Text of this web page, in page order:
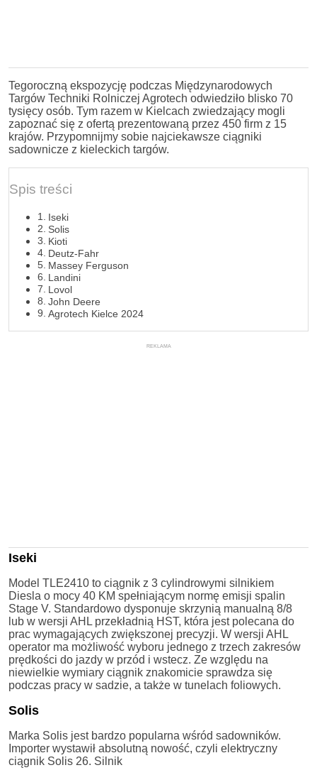
Tegoroczną ekspozycję podczas Międzynarodowych
Targów Techniki Rolniczej Agrotech odwiedziło blisko 70
tysięcy osób. Tym razem w Kielcach zwiedzający mogli
zapoznać się z ofertą prezentowaną przez 450 firm z 15
krajów. Przypomnijmy sobie najciekawsze ciągniki
sadownicze z kieleckich targów.
Spis treści
Iseki
Solis
Kioti
Deutz-Fahr
Massey Ferguson
Landini
Lovol
John Deere
Agrotech Kielce 2024
REKLAMA
Iseki
Model TLE2410 to ciągnik z 3 cylindrowymi silnikiem
Diesla o mocy 40 KM spełniającym normę emisji spalin
Stage V. Standardowo dysponuje skrzynią manualną 8/8
lub w wersji AHL przekładnią HST, która jest polecana do
prac wymagających zwiększonej precyzji. W wersji AHL
operator ma możliwość wyboru jednego z trzech zakresów
prędkości do jazdy w przód i wstecz. Ze względu na
niewielkie wymiary ciągnik znakomicie sprawdza się
podczas pracy w sadzie, a także w tunelach foliowych.
Solis
Marka Solis jest bardzo popularna wśród sadowników.
Importer wystawił absolutną nowość, czyli elektryczny
ciągnik Solis 26. Silnik